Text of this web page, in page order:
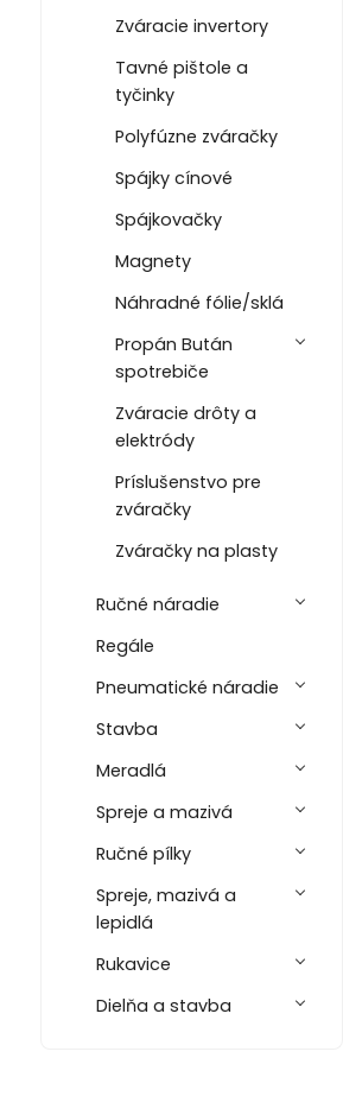
Zváracie invertory
Tavné pištole a
tyčinky
Polyfúzne zváračky
Spájky cínové
Spájkovačky
Magnety
Náhradné fólie/sklá
Propán Bután
spotrebiče
Zváracie drôty a
elektródy
Príslušenstvo pre
zváračky
Zváračky na plasty
Ručné náradie
Regále
Pneumatické náradie
Stavba
Meradlá
Spreje a mazivá
Ručné pílky
Spreje, mazivá a
lepidlá
Rukavice
Dielňa a stavba